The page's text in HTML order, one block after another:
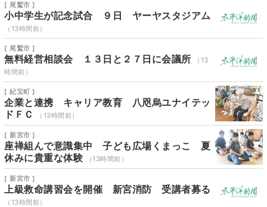
[ 尾鷲市 ]
小中学生が記念試合 ９日 ヤーヤスタジアム
（13時間前）
[ 尾鷲市 ]
無料経営相談会 １３日と２７日に会議所
（13
時間前）
[ 紀宝町 ]
企業と連携 キャリア教育 八咫烏ユナイテッ
ドＦＣ
（13時間前）
[ 新宮市 ]
座禅組んで意識集中 子ども広場くまっこ 夏
休みに貴重な体験
（13時間前）
[ 新宮市 ]
上級救命講習会を開催 新宮消防 受講者募る
（13時間前）